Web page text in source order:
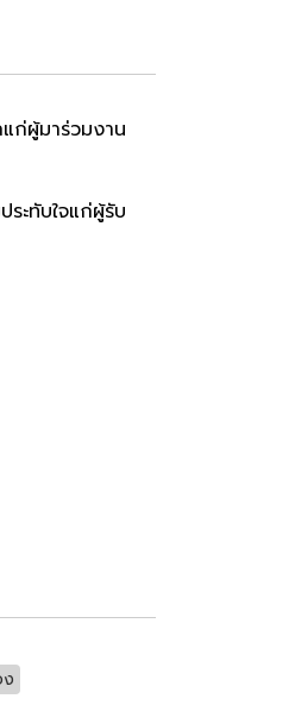
ก่ผู้มาร่วมงาน
ะทับใจแก่ผู้รับ